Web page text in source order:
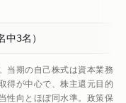
3名）
当期の自己株式は資本業務
得が中心で、株主還元目的
性向とほぼ同水準。政策保